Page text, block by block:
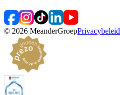
© 2026 MeanderGroepPrivacybeleid